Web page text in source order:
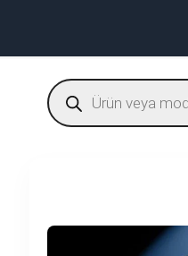
Products
search